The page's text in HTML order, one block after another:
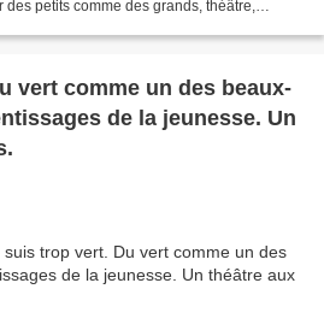
petits comme des grands, théâtre,
vert comme un des beaux-
de la jeunesse. Un